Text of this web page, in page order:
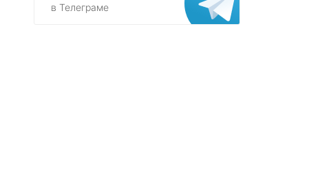
в Телеграме